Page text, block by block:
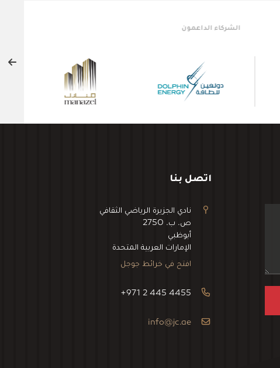
اتصل بنا
نادي الجزيرة الرياضي الثقافي
ص. ب. 2750
أبوظبي
الإمارات العربية المتحدة
افتح في خرائط جوجل
+971 2 445 4455
info@jc.ae